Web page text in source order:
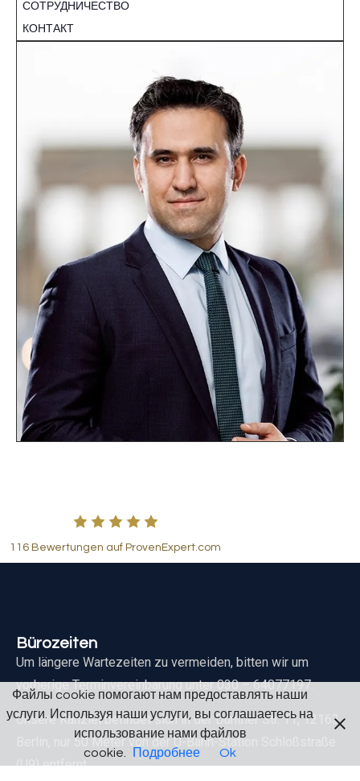
СОТРУДНИЧЕСТВО
КОНТАКТ
116 Bewertungen auf ProvenExpert.com
Bürozeiten
Um längere Wartezeiten zu vermeiden, bitten wir um
vorherige Terminvereinbarung unter 030 – 64077197.
Unsere Kanzlei befindet sich in der Dünther Str. 11, 12163
Berlin, nur 50 Meter von der U-Bahn-Station Schloßstraße
(U9) entfernt.
Файлы cookie помогают нам предоставлять наши
услуги. Используя наши услуги, вы соглашаетесь на
использование нами файлов
cookie.
Подробнее Ok